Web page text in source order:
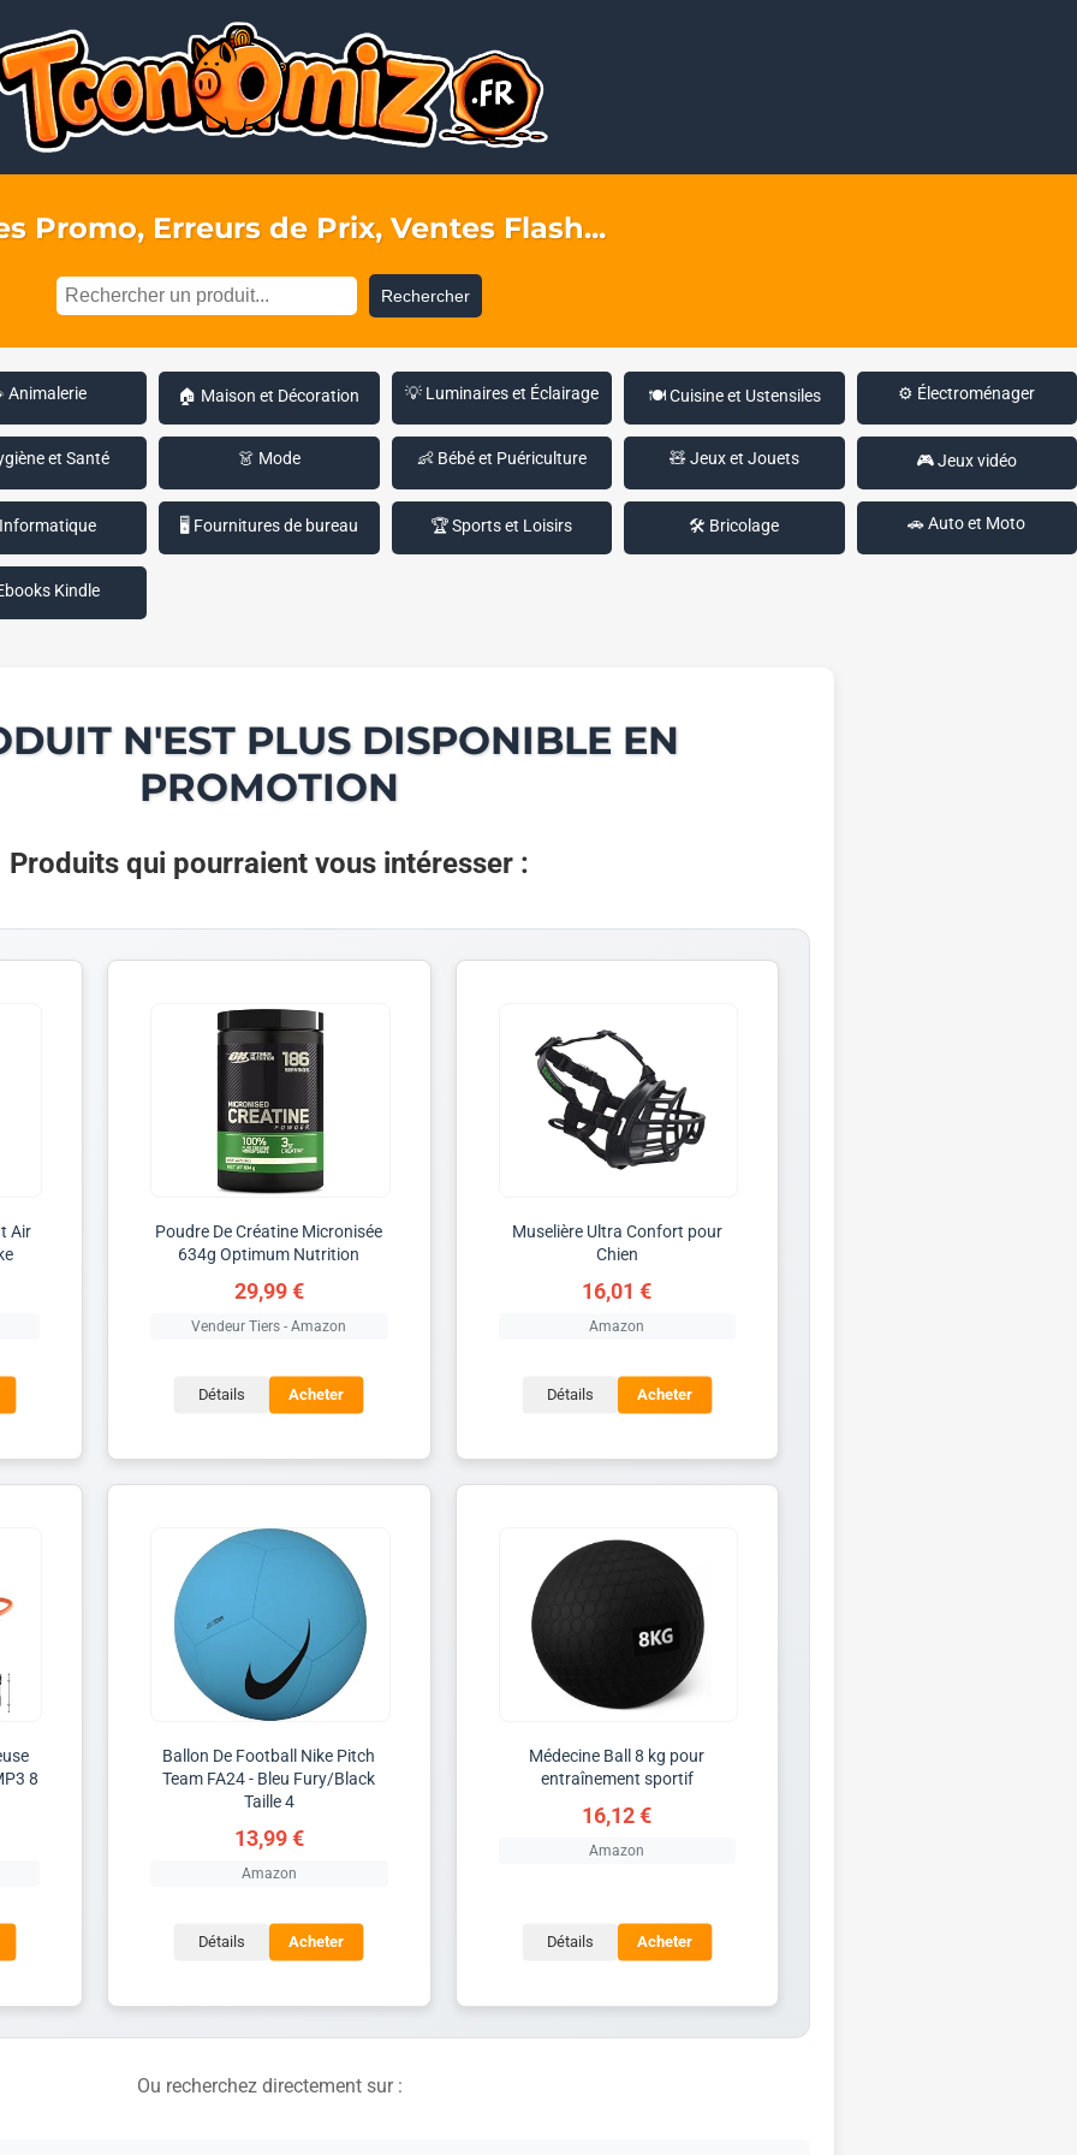
Promo, Erreurs de Prix, Ventes Flash...
Rechercher
Animalerie 🏠 Maison et Décoration 💡 Luminaires et Éclairage 🍽️ Cuisine et Ustensiles ⚙️ Électroménager
et Santé 👗 Mode 👶 Bébé et Puériculture 🧸 Jeux et Jouets 🎮 Jeux vidéo
🖥️ Fournitures de bureau 🏆 Sports et Loisirs 🛠️ Bricolage 🚗 Auto et Moto
Kindle
N'EST PLUS DISPONIBLE EN
PROMOTION
Produits qui pourraient vous intéresser :
Air
Poudre De Créatine Micronisée
634g Optimum Nutrition
29,99 €
Vendeur Tiers - Amazon
Détails Acheter
Muselière Ultra Confort pour
Chien
16,01 €
Amazon
Détails Acheter
8
Ballon De Football Nike Pitch
Team FA24 - Bleu Fury/Black
Taille 4
13,99 €
Amazon
Détails Acheter
Médecine Ball 8 kg pour
entraînement sportif
16,12 €
Amazon
Détails Acheter
Ou recherchez directement sur :